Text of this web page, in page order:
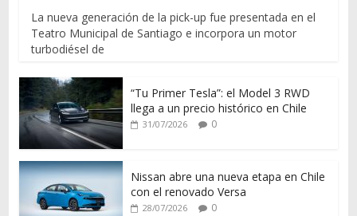
La nueva generación de la pick-up fue presentada en el
Teatro Municipal de Santiago e incorpora un motor
turbodiésel de
“Tu Primer Tesla”: el Model 3 RWD
llega a un precio histórico en Chile
31/07/2026 0
Nissan abre una nueva etapa en Chile
con el renovado Versa
28/07/2026 0